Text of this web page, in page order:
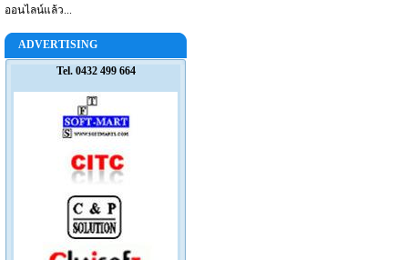
ออนไลน์แล้ว...
ADVERTISING
Tel. 0432 499 664